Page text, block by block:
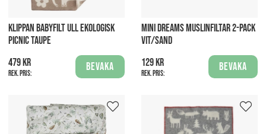
KLIPPAN BABYFILT ULL EKOLOGISK
PICNIC TAUPE
479 kr
Rek. pris:
Bevaka
MINI DREAMS MUSLINFILTAR 2-PACK
VIT/SAND
129 kr
Rek. pris:
Bevaka